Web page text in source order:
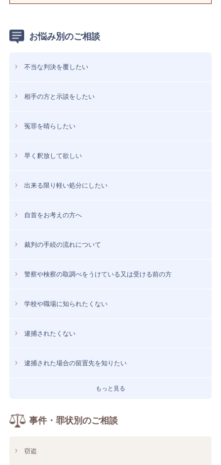
お悩み別のご相談
不当な判決を覆したい
相手の方と示談をしたい
冤罪を晴らしたい
早く釈放して欲しい
出来る限り軽い処分にしたい
自首をお考えの方へ
裁判の手続の流れについて
警察や検察の取調べをうけている又は受ける前の方
学校や職場に知られたくない
逮捕されたくない
逮捕された場合の留置先を知りたい
もっと見る
事件・罪状別のご相談
窃盗